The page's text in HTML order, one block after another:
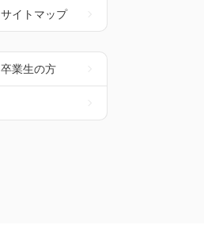
サイトマップ
卒業生の方